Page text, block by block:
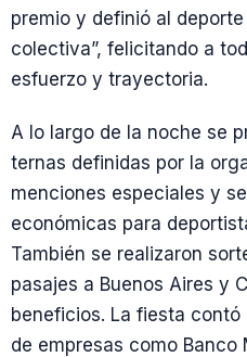
premio y definió al
colectiva”, felicitando a
esfuerzo y trayectoria.
A lo largo de la noche se
ternas definidas por la
menciones especiales y
económicas para
También se realizaron
pasajes a Buenos Aires y
beneficios. La fiesta
de empresas como Banco